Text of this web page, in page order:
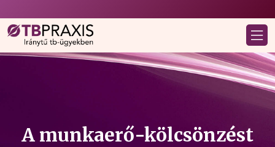
A munkaerő-kölcsönzést